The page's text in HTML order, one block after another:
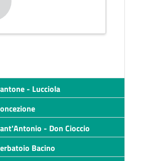
- Lucciola
- Don Cioccio
Bacino